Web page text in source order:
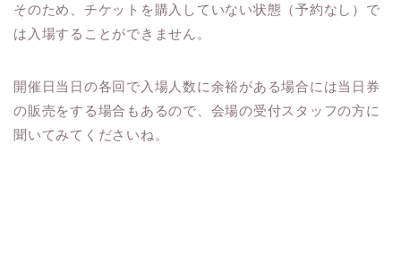
そのため、チケットを購入していない状態（予約なし）で
は入場することができません。
開催日当日の各回で入場人数に余裕がある場合には当日券
の販売をする場合もあるので、会場の受付スタッフの方に
聞いてみてくださいね。